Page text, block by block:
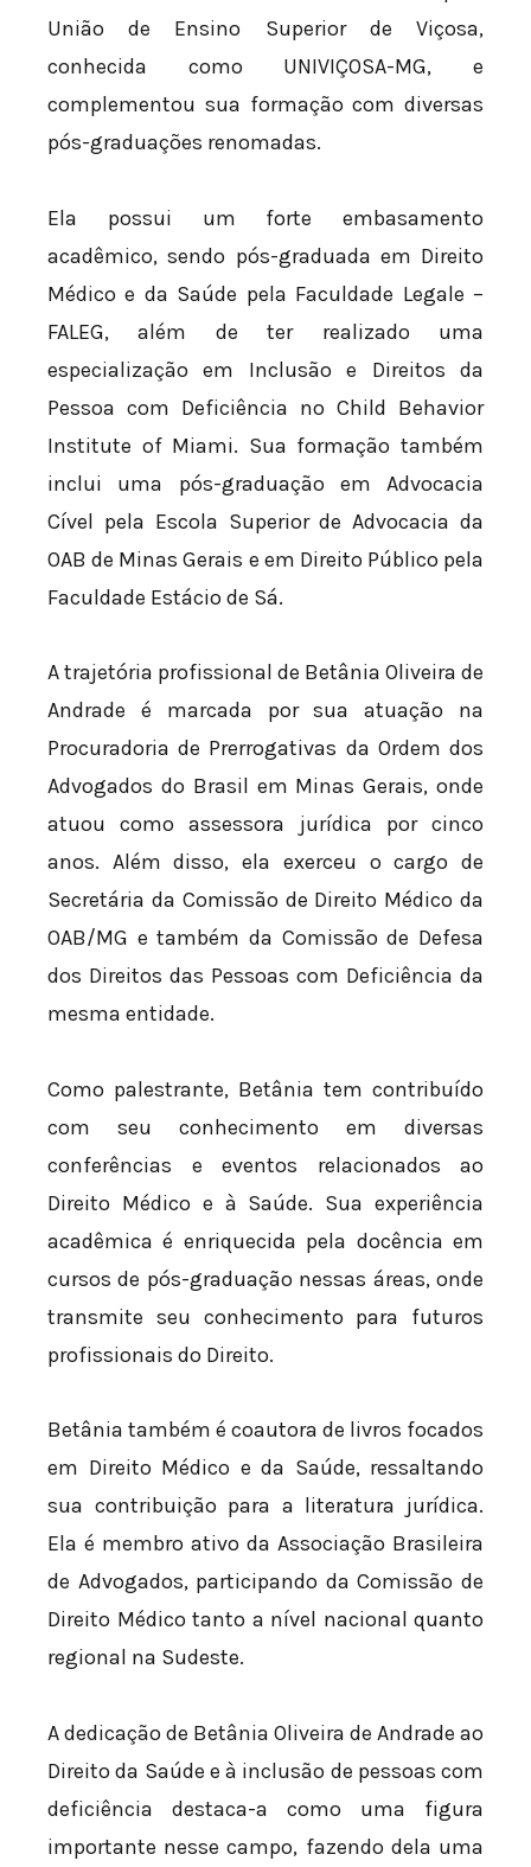
União de Ensino Superior de Viçosa,
conhecida como UNIVIÇOSA-MG, e
complementou sua formação com diversas
pós-graduações renomadas.
Ela possui um forte embasamento
acadêmico, sendo pós-graduada em Direito
Médico e da Saúde pela Faculdade Legale –
FALEG, além de ter realizado uma
especialização em Inclusão e Direitos da
Pessoa com Deficiência no Child Behavior
Institute of Miami. Sua formação também
inclui uma pós-graduação em Advocacia
Cível pela Escola Superior de Advocacia da
OAB de Minas Gerais e em Direito Público pela
Faculdade Estácio de Sá.
A trajetória profissional de Betânia Oliveira de
Andrade é marcada por sua atuação na
Procuradoria de Prerrogativas da Ordem dos
Advogados do Brasil em Minas Gerais, onde
atuou como assessora jurídica por cinco
anos. Além disso, ela exerceu o cargo de
Secretária da Comissão de Direito Médico da
OAB/MG e também da Comissão de Defesa
dos Direitos das Pessoas com Deficiência da
mesma entidade.
Como palestrante, Betânia tem contribuído
com seu conhecimento em diversas
conferências e eventos relacionados ao
Direito Médico e à Saúde. Sua experiência
acadêmica é enriquecida pela docência em
cursos de pós-graduação nessas áreas, onde
transmite seu conhecimento para futuros
profissionais do Direito.
Betânia também é coautora de livros focados
em Direito Médico e da Saúde, ressaltando
sua contribuição para a literatura jurídica.
Ela é membro ativo da Associação Brasileira
de Advogados, participando da Comissão de
Direito Médico tanto a nível nacional quanto
regional na Sudeste.
A dedicação de Betânia Oliveira de Andrade ao
Direito da Saúde e à inclusão de pessoas com
deficiência destaca-a como uma figura
importante nesse campo, fazendo dela uma